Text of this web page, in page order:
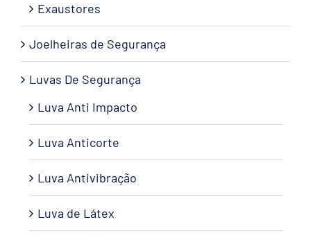
Exaustores
Joelheiras de Segurança
Luvas De Segurança
Luva Anti Impacto
Luva Anticorte
Luva Antivibração
Luva de Látex